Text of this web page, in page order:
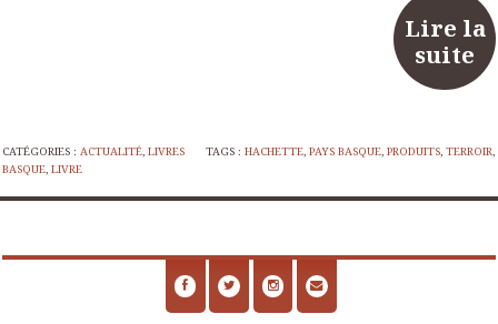
Lire la
suite
CATÉGORIES : ACTUALITÉ, LIVRES TAGS :HACHETTE,PAYS BASQUE,PRODUITS,TERROIR,
BASQUE, LIVRE